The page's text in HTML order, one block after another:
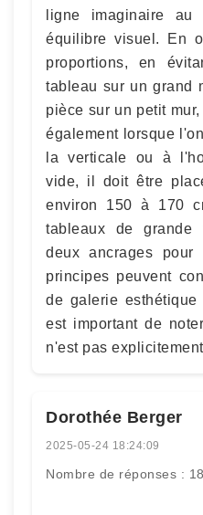
ligne imaginaire
équilibre visuel. En
proportions, en
tableau sur un grand
pièce sur un petit
également lorsque
la verticale ou à
vide, il doit être
environ 150 à 170
tableaux de grande
deux ancrages
principes peuvent
de galerie esthétique
est important de
n'est pas
Dorothée Berger
2025-05-24 18:24:09
Nombre de réponses : 18